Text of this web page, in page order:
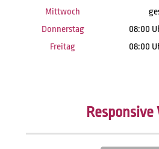
Mittwoch
Donnerstag
08:00
Freitag
08:00
Responsive